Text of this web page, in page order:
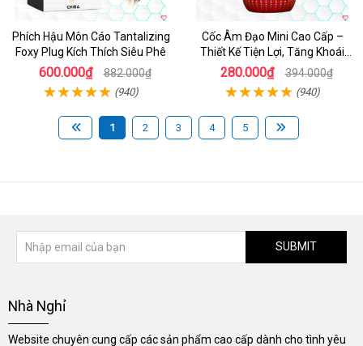
Phích Hậu Môn Cáo Tantalizing
Foxy Plug Kích Thích Siêu Phê
600.000₫ 882.000₫
(940)
Cốc Âm Đạo Mini Cao Cấp –
Thiết Kế Tiện Lợi, Tăng Khoái
Cảm
280.000₫ 394.000₫
(940)
1 2 3 4 5
SUBMIT
Nhà Nghỉ
Website chuyên cung cấp các sản phẩm cao cấp dành cho tình yêu